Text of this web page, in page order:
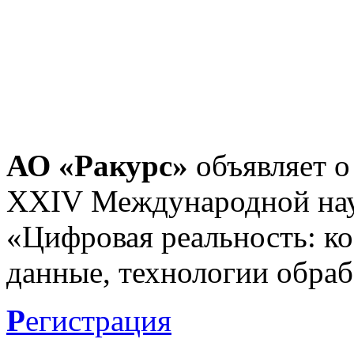
АО «Ракурс» объявляет
XXIV Международной
«Цифровая реальность:
данные, технологии
Регистрация